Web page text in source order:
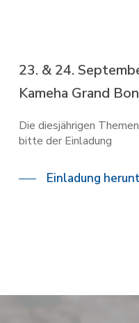
23. & 24.
Kameha Grand
Die diesjährigen
bitte der Einladung
Einladung